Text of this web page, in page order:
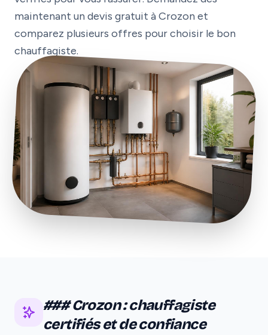
maintenant un devis gratuit à Crozon et
comparez plusieurs offres pour choisir le bon
chauffagiste.
### Crozon : chauffagiste
certifiés et de confiance